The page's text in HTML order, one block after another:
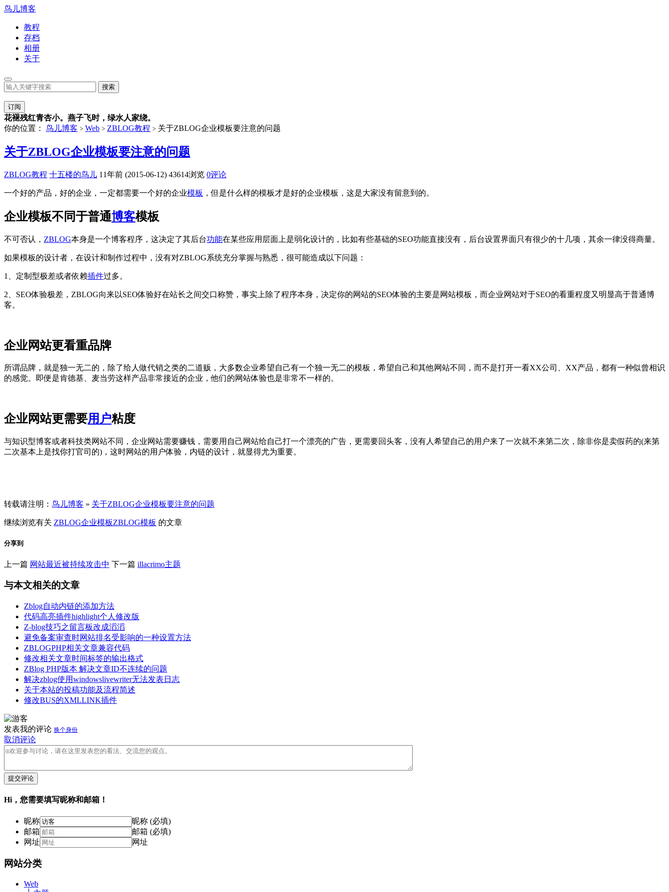
鸟儿博客
教程
存档
相册
关于
订阅
花褪残红青杏小。燕子飞时，绿水人家绕。
你的位置： 鸟儿博客 > Web > ZBLOG教程 > 关于ZBLOG企业模板要注意的问题
关于ZBLOG企业模板要注意的问题
ZBLOG教程 十五楼的鸟儿 11年前 (2015-06-12) 43614浏览 0评论
一个好的产品，好的企业，一定都需要一个好的企业模板 ，但是什么样的模板才是好的企业模板，这是大家没有留意到的。
企业模板不同于普通博客模板
不可否认， ZBLOG本身是一个博客程序，这决定了其后台功能在某些应用层面上是弱化设计的，比如有些基础的SEO功能直接没有，后台设置界面只有很少的十几项，其余一律没得商量。
如果模板的设计者，在设计和制作过程中，没有对ZBLOG系统充分掌握与熟悉，很可能造成以下问题：
1、定制型极差或者依赖插件过多。
2、SEO体验极差，ZBLOG向来以SEO体验好在站长之间交口称赞，事实上除了程序本身，决定你的网站的SEO体验的主要是网站模板，而企业网站对于SEO的看重程度又明显高于普通博
客。
企业网站更看重品牌
所谓品牌，就是独一无二的，除了给人做代销之类的二道贩，大多数企业希望自己有一个独一无二的模板，希望自己和其他网站不同，而不是打开一看XX公司、XX产品，都有一种似曾相识
的感觉。即便是肯德基、麦当劳这样产品非常接近的企业，他们的网站体验也是非常不一样的。
企业网站更需要用户粘度
与知识型博客或者科技类网站不同，企业网站需要赚钱，需要用自己网站给自己打一个漂亮的广告，更需要回头客，没有人希望自己的用户来了一次就不来第二次，除非你是卖假药的(来第
二次基本上是找你打官司的)，这时网站的用户体验，内链的设计，就显得尤为重要。
转载请注明： 鸟儿博客 » 关于ZBLOG企业模板要注意的问题
继续浏览有关 ZBLOG企业模板ZBLOG模板 的文章
分享到
上一篇 网站最近被持续攻击中 下一篇 illacrimo主题
与本文相关的文章
Zblog自动内链的添加方法
代码高亮插件highlight个人修改版
Z-blog技巧之留言板改成滔滔
避免备案审查时网站排名受影响的一种设置方法
ZBLOGPHP相关文章兼容代码
修改相关文章时间标签的输出格式
ZBlog PHP版本 解决文章ID不连续的问题
解决zblog使用windowslivewriter无法发表日志
关于本站的投稿功能及流程简述
修改BUS的XMLLINK插件
发表我的评论 换个身份
取消评论
提交评论
Hi，您需要填写昵称和邮箱！
昵称
昵称 (必填)
邮箱
邮箱 (必填)
网址
网址
网站分类
Web